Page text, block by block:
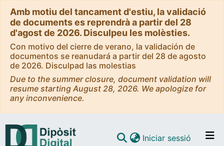
Amb motiu del tancament d'estiu, la validació
de documents es reprendrà a partir del 28
d'agost de 2026. Disculpeu les molèsties.
Con motivo del cierre de verano, la validación de
documentos se reanudará a partir del 28 de agosto
de 2026. Disculpad las molestias
Due to the summer closure, document validation will
resume starting August 28, 2026. We apologize for
any inconvenience.
Iniciar sessió (current)